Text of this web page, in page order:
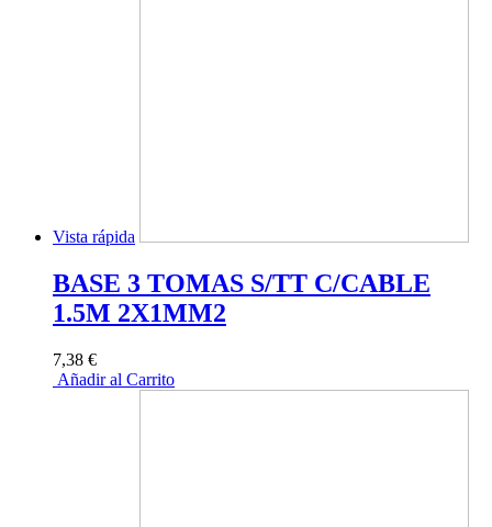
Vista rápida
BASE 3 TOMAS S/TT C/CABLE
1.5M 2X1MM2
7,38 €
Añadir al Carrito